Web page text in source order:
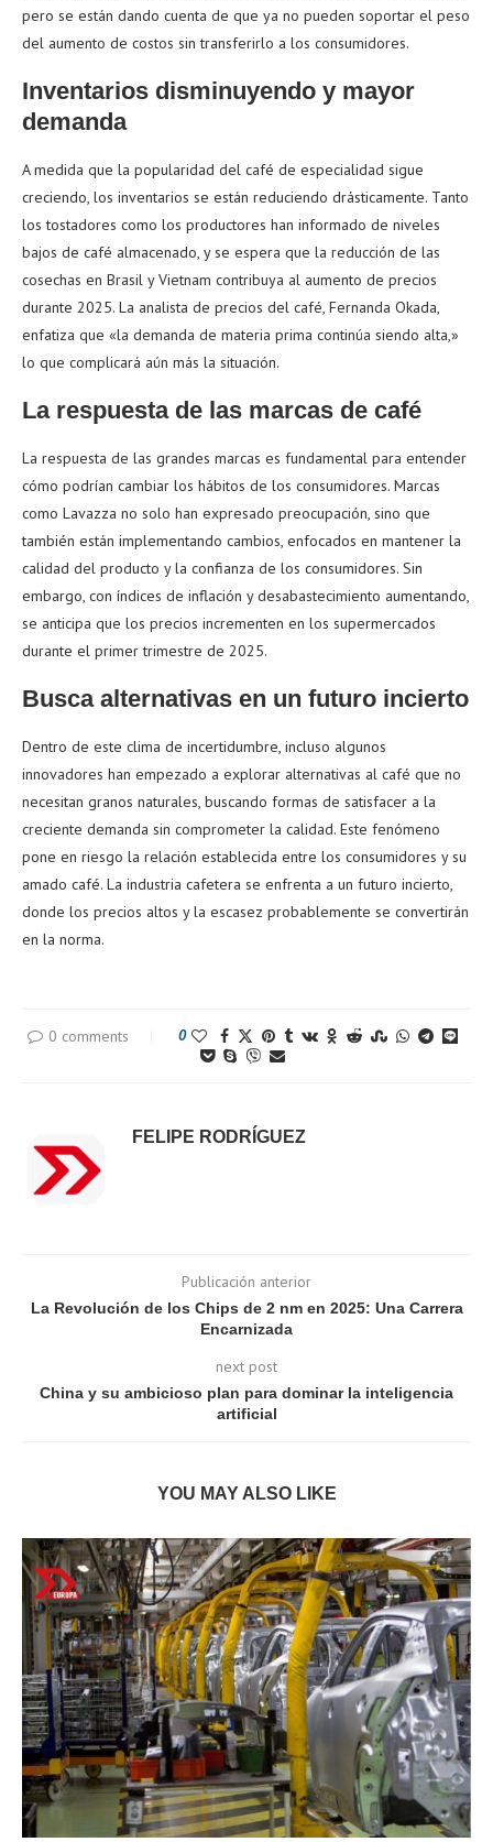
pero se están dando cuenta de que ya no pueden soportar el peso
del aumento de costos sin transferirlo a los consumidores.
Inventarios disminuyendo y mayor
demanda
A medida que la popularidad del café de especialidad sigue
creciendo, los inventarios se están reduciendo drásticamente. Tanto
los tostadores como los productores han informado de niveles
bajos de café almacenado, y se espera que la reducción de las
cosechas en Brasil y Vietnam contribuya al aumento de precios
durante 2025. La analista de precios del café, Fernanda Okada,
enfatiza que «la demanda de materia prima continúa siendo alta,»
lo que complicará aún más la situación.
La respuesta de las marcas de café
La respuesta de las grandes marcas es fundamental para entender
cómo podrían cambiar los hábitos de los consumidores. Marcas
como Lavazza no solo han expresado preocupación, sino que
también están implementando cambios, enfocados en mantener la
calidad del producto y la confianza de los consumidores. Sin
embargo, con índices de inflación y desabastecimiento aumentando,
se anticipa que los precios incrementen en los supermercados
durante el primer trimestre de 2025.
Busca alternativas en un futuro incierto
Dentro de este clima de incertidumbre, incluso algunos
innovadores han empezado a explorar alternativas al café que no
necesitan granos naturales, buscando formas de satisfacer a la
creciente demanda sin comprometer la calidad. Este fenómeno
pone en riesgo la relación establecida entre los consumidores y su
amado café. La industria cafetera se enfrenta a un futuro incierto,
donde los precios altos y la escasez probablemente se convertirán
en la norma.
0 comments 0
FELIPE RODRÍGUEZ
Publicación anterior
La Revolución de los Chips de 2 nm en 2025: Una Carrera
Encarnizada
next post
China y su ambicioso plan para dominar la inteligencia
artificial
YOU MAY ALSO LIKE